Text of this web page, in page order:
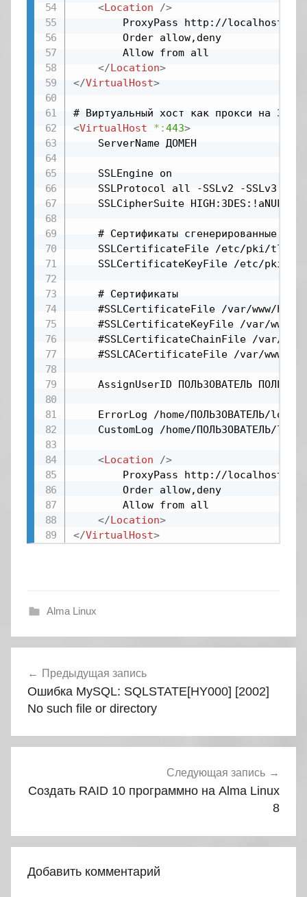
<Location
/>
</Location>
</VirtualHost>
<VirtualHost *:443>
    SSLEngine on
    SSLProtocol all -SSLv2 -SSLv3
SSLCipherSuite
# Сертификаты сгенерированные при
SSLCertificateFile /etc/pki/tls/
SSLCertificateKeyFile /etc/pki/
    # Сертификаты
#SSLCertificateFile /var/www/
#SSLCertificateKeyFile /var/www/
#SSLCertificateChainFile /var/
#SSLCACertificateFile /var/www/
AssignUserID ПОЛЬЗОВАТЕЛЬ
ErrorLog /home/ПОЛЬЗОВАТЕЛЬ/logs/
<Location
/>
</Location>
</VirtualHost>
Alma Linux
по
записям
Предыдущая запись
Ошибка MySQL: SQLSTATE[HY000] [2002]
No such file or directory
Следующая запись
Создать RAID 10 программно на Alma Linux
8
Добавить комментарий